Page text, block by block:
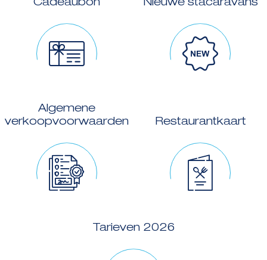
Cadeaubon Nieuwe stacaravans
Algemene
verkoopvoorwaarden
Restaurantkaart
Tarieven 2026